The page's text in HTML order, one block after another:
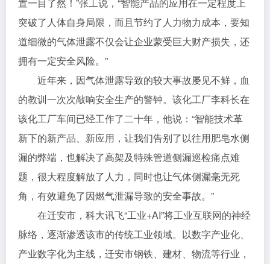
突破了人体自身局限，而且节约了人力物力成本，要知
道细微的气体泄露不仅会让企业蒙受巨大财产损失，还
拥有一定安全风险。”
近年来，因气体泄露导致的较大事故屡见不鲜，血
的教训一次次敲响安全生产的警钟。该化工厂李科长在
该化工厂车间已经工作了二十年，他说：“智能技术革
新下的新产品、新应用，让我们告别了以往用肥皂水侧
漏的弊端，也解决了高架及特殊管道侧漏巡检痛点难
题，很大程度解放了人力，同时也让气体侧漏毫无死
角，有效避免了因燃气泄漏导致的安全事故。”
在迁安市，科大讯飞“工业+AI”将工业互联网的神经
脉络，逐渐渗透该市的传统工业领域。以数字产业化、
产业数字化为主线，迁安市钢铁、建材、物流等行业，